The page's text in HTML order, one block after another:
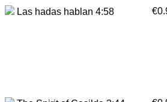
Las hadas hablan 4:58